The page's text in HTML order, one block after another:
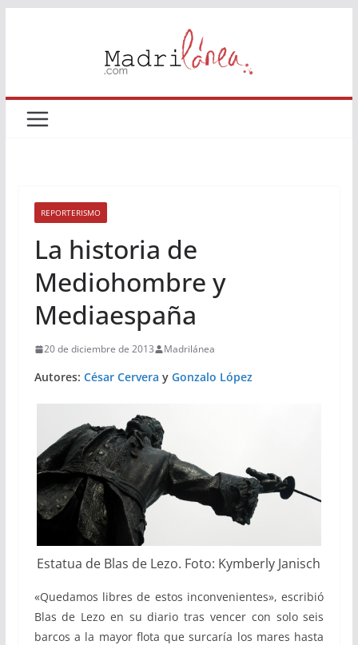
REPORTERISMO
La historia de
Mediohombre y
Mediaespaña
20 de diciembre de 2013 Madrilánea
Autores: César Cervera y Gonzalo López
Estatua de Blas de Lezo. Foto: Kymberly Janisch
«Quedamos libres de estos inconvenientes», escribió
Blas de Lezo en su diario tras vencer con solo seis
barcos a la mayor flota que surcaría los mares hasta